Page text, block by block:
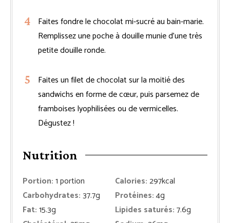
Faites fondre le chocolat mi-sucré au bain-marie.
Remplissez une poche à douille munie d’une très
petite douille ronde.
Faites un filet de chocolat sur la moitié des
sandwichs en forme de cœur, puis parsemez de
framboises lyophilisées ou de vermicelles.
Dégustez !
Nutrition
Portion:1portion Calories:297kcal
Carbohydrates:37.7g Protéines:4g
Fat:15.3g Lipides saturés:7.6g